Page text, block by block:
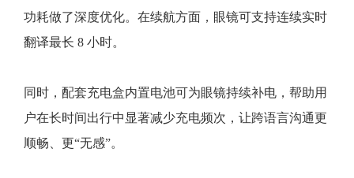
功耗做了深度优化。在续航方面，眼镜可支持连续实时
翻译最长 8 小时。
同时，配套充电盒内置电池可为眼镜持续补电，帮助用
户在长时间出行中显著减少充电频次，让跨语言沟通更
顺畅、更“无感”。